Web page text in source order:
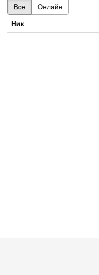
Все
Онлайн
Ник